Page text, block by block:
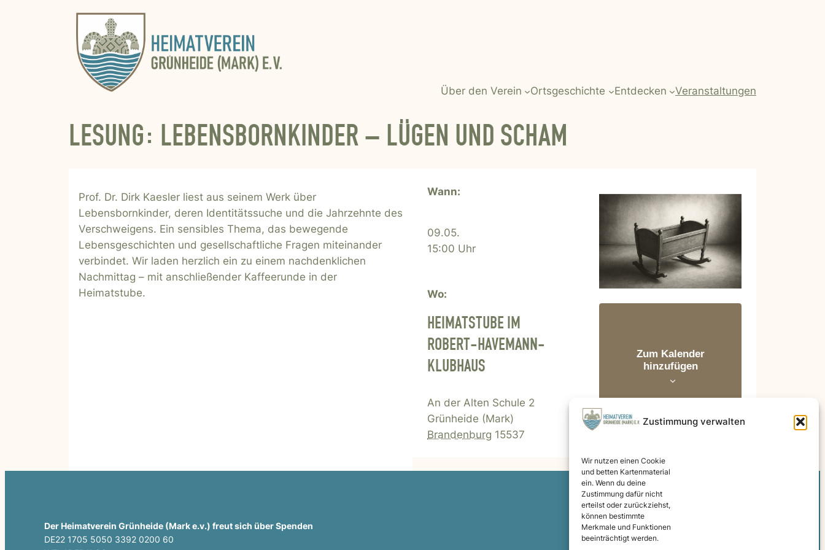
Zustimmung verwalten
Wir nutzen einen Cookie
und betten Kartenmaterial
ein. Wenn du deine
Zustimmung dafür nicht
erteilst oder zurückziehst,
können bestimmte
Merkmale und Funktionen
beeinträchtigt werden.
Über den Verein Ortsgeschichte Entdecken Veranstaltungen
LESUNG: LEBENSBORNKINDER – LÜGEN UND SCHAM
Prof. Dr. Dirk Kaesler liest aus seinem Werk über
Lebensbornkinder, deren Identitätssuche und die Jahrzehnte des
Verschweigens. Ein sensibles Thema, das bewegende
Lebensgeschichten und gesellschaftliche Fragen miteinander
verbindet. Wir laden herzlich ein zu einem nachdenklichen
Nachmittag – mit anschließender Kaffeerunde in der
Heimatstube.
Wann:
09.05.
15:00 Uhr
Wo:
HEIMATSTUBE IM
ROBERT-HAVEMANN-
KLUBHAUS
An der Alten Schule 2
Grünheide (Mark)
Brandenburg 15537
Zum Kalender
hinzufügen
Der Heimatverein Grünheide (Mark e.v.) freut sich über Spenden
DE22 1705 5050 3392 0200 60
Impressum